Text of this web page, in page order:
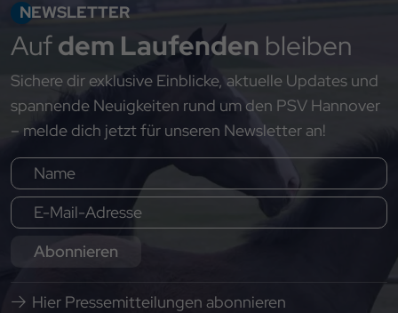
NEWSLETTER
Aufdem Laufenden bleiben
Sichere dir exklusive Einblicke, aktuelle Updates und
spannende Neuigkeiten rund um den PSV Hannover
– melde dich jetzt für unseren Newsletter an!
Abonnieren
Hier Pressemitteilungen abonnieren